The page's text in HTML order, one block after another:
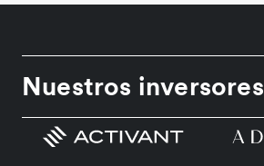
Nuestros inversores